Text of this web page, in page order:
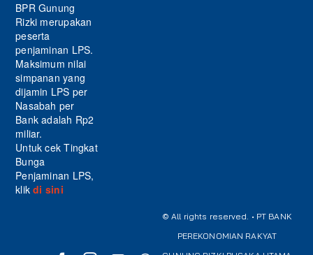
BPR Gunung
Rizki merupakan
peserta
penjaminan LPS.
Maksimum nilai
simpanan yang
dijamin LPS per
Nasabah per
Bank adalah Rp2
miliar.
Untuk cek Tingkat
Bunga
Penjaminan LPS,
klik di sini
© All rights reserved. • PT BANK
PEREKONOMIAN RAKYAT